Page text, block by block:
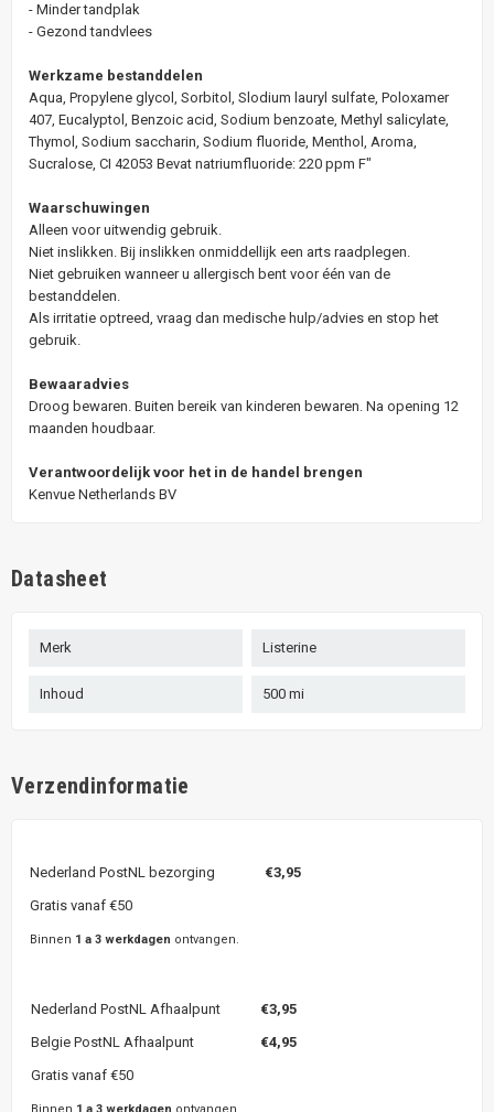
- Minder tandplak
- Gezond tandvlees
Werkzame bestanddelen
Aqua, Propylene glycol, Sorbitol, Slodium lauryl sulfate, Poloxamer
407, Eucalyptol, Benzoic acid, Sodium benzoate, Methyl salicylate,
Thymol, Sodium saccharin, Sodium fluoride, Menthol, Aroma,
Sucralose, CI 42053 Bevat natriumfluoride: 220 ppm F"
Waarschuwingen
Alleen voor uitwendig gebruik.
Niet inslikken. Bij inslikken onmiddellijk een arts raadplegen.
Niet gebruiken wanneer u allergisch bent voor één van de
bestanddelen.
Als irritatie optreed, vraag dan medische hulp/advies en stop het
gebruik.
Bewaaradvies
Droog bewaren. Buiten bereik van kinderen bewaren. Na opening 12
maanden houdbaar.
Verantwoordelijk voor het in de handel brengen
Kenvue Netherlands BV
Datasheet
Merk Listerine
Inhoud 500 mi
Verzendinformatie
Nederland PostNL bezorging €3,95
Gratis vanaf €50
Binnen 1 a 3 werkdagen ontvangen.
Nederland PostNL Afhaalpunt €3,95
Belgie PostNL Afhaalpunt
€4,95
Gratis vanaf €50